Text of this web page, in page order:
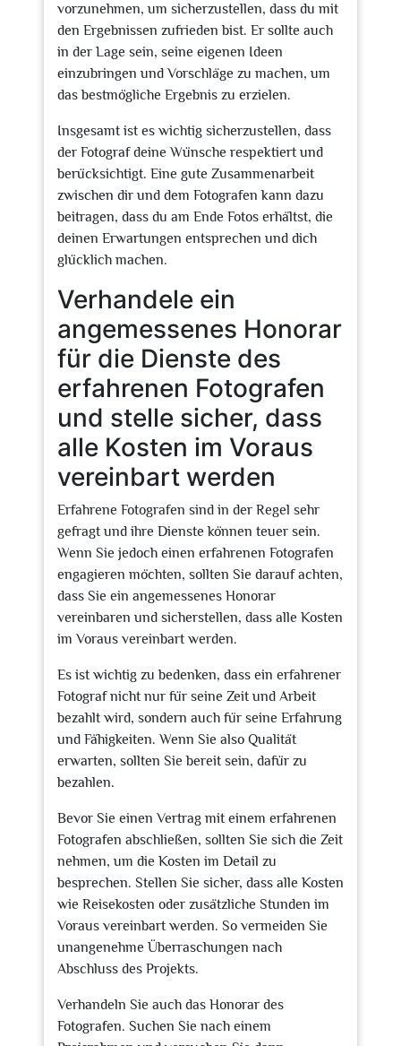
vorzunehmen, um sicherzustellen, dass du mit
den Ergebnissen zufrieden bist. Er sollte auch
in der Lage sein, seine eigenen Ideen
einzubringen und Vorschläge zu machen, um
das bestmögliche Ergebnis zu erzielen.
Insgesamt ist es wichtig sicherzustellen, dass
der Fotograf deine Wünsche respektiert und
berücksichtigt. Eine gute Zusammenarbeit
zwischen dir und dem Fotografen kann dazu
beitragen, dass du am Ende Fotos erhältst, die
deinen Erwartungen entsprechen und dich
glücklich machen.
Verhandele ein
angemessenes Honorar
für die Dienste des
erfahrenen Fotografen
und stelle sicher, dass
alle Kosten im Voraus
vereinbart werden
Erfahrene Fotografen sind in der Regel sehr
gefragt und ihre Dienste können teuer sein.
Wenn Sie jedoch einen erfahrenen Fotografen
engagieren möchten, sollten Sie darauf achten,
dass Sie ein angemessenes Honorar
vereinbaren und sicherstellen, dass alle Kosten
im Voraus vereinbart werden.
Es ist wichtig zu bedenken, dass ein erfahrener
Fotograf nicht nur für seine Zeit und Arbeit
bezahlt wird, sondern auch für seine Erfahrung
und Fähigkeiten. Wenn Sie also Qualität
erwarten, sollten Sie bereit sein, dafür zu
bezahlen.
Bevor Sie einen Vertrag mit einem erfahrenen
Fotografen abschließen, sollten Sie sich die Zeit
nehmen, um die Kosten im Detail zu
besprechen. Stellen Sie sicher, dass alle Kosten
wie Reisekosten oder zusätzliche Stunden im
Voraus vereinbart werden. So vermeiden Sie
unangenehme Überraschungen nach
Abschluss des Projekts.
Verhandeln Sie auch das Honorar des
Fotografen. Suchen Sie nach einem